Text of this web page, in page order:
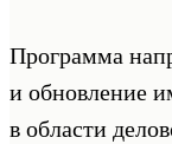
Программа
и обновление
в области